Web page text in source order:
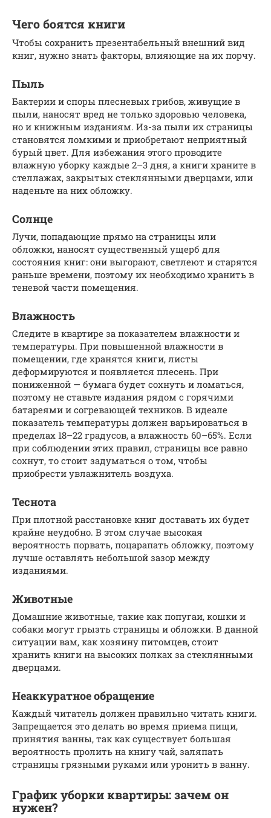
Чего боятся книги
Чтобы сохранить презентабельный внешний вид
книг, нужно знать факторы, влияющие на их порчу.
Пыль
Бактерии и споры плесневых грибов, живущие в
пыли, наносят вред не только здоровью человека,
но и книжным изданиям. Из-за пыли их страницы
становятся ломкими и приобретают неприятный
бурый цвет. Для избежания этого проводите
влажную уборку каждые 2–3 дня, а книги храните в
стеллажах, закрытых стеклянными дверцами, или
наденьте на них обложку.
Солнце
Лучи, попадающие прямо на страницы или
обложки, наносят существенный ущерб для
состояния книг: они выгорают, светлеют и старятся
раньше времени, поэтому их необходимо хранить в
теневой части помещения.
Влажность
Следите в квартире за показателем влажности и
температуры. При повышенной влажности в
помещении, где хранятся книги, листы
деформируются и появляется плесень. При
пониженной — бумага будет сохнуть и ломаться,
поэтому не ставьте издания рядом с горячими
батареями и согревающей техников. В идеале
показатель температуры должен варьироваться в
пределах 18–22 градусов, а влажность 60–65%. Если
при соблюдении этих правил, страницы все равно
сохнут, то стоит задуматься о том, чтобы
приобрести увлажнитель воздуха.
Теснота
При плотной расстановке книг доставать их будет
крайне неудобно. В этом случае высокая
вероятность порвать, поцарапать обложку, поэтому
лучше оставлять небольшой зазор между
изданиями.
Животные
Домашние животные, такие как попугаи, кошки и
собаки могут грызть страницы и обложки. В данной
ситуации вам, как хозяину питомцев, стоит
хранить книги на высоких полках за стеклянными
дверцами.
Неаккуратное обращение
Каждый читатель должен правильно читать книги.
Запрещается это делать во время приема пищи,
принятия ванны, так как существует большая
вероятность пролить на книгу чай, заляпать
страницы грязными руками или уронить в ванну.
График уборки квартиры: зачем он
нужен?